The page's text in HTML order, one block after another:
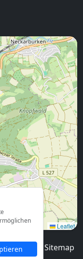
Leaflet
Sitemap